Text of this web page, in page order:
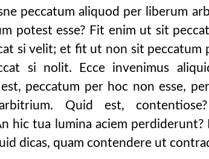
est inficiari rebus. quid tale ana
collocatum, ita in secundo lib
parvulorum voluntate requisiveram, secutu
quia de sexus utriusque c
manichaei se dicat recessisse con
absolvit a culpa sed opu
ad filiam menoch, dixit et
peccatum aliquod per liberum
potest esse? Fit enim ut sit
si velit; et fit ut non sit peccatum
si nolit. Ecce invenimus
peccatum per hoc non esse,
Quid est,
hic tua lumina aciem perdiderunt?
dicas, quam contendere ut